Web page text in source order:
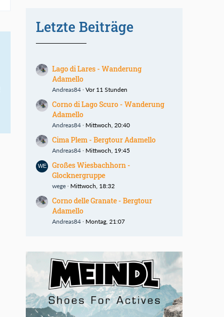
Letzte Beiträge
Lago di Lares - Wanderung
Adamello
Andreas84 Vor 11 Stunden
Corno di Lago Scuro - Wanderung
Adamello
Andreas84 Mittwoch, 20:40
Cima Plem - Bergtour Adamello
Andreas84 Mittwoch, 19:45
Großes Wiesbachhorn -
Glocknergruppe
wege Mittwoch, 18:32
Corno delle Granate - Bergtour
Adamello
Andreas84 Montag, 21:07